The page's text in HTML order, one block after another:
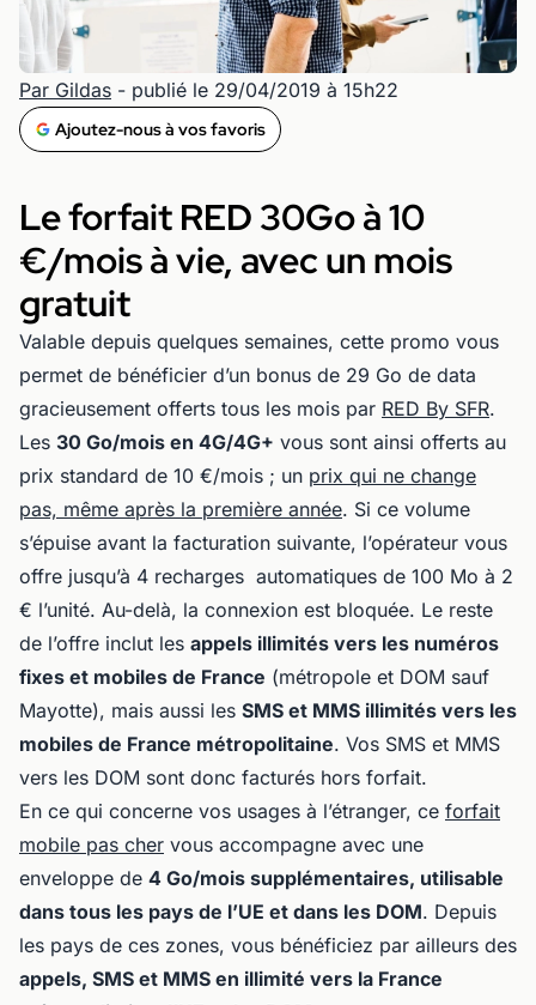
Par Gildas - publié le 29/04/2019 à 15h22
Ajoutez-nous à vos favoris
Le forfait RED 30Go à 10
€/mois à vie, avec un mois
gratuit
Valable depuis quelques semaines, cette promo vous
permet de bénéficier d’un bonus de 29 Go de data
gracieusement offerts tous les mois par RED By SFR.
Les 30 Go/mois en 4G/4G+ vous sont ainsi offerts au
prix standard de 10 €/mois ; un prix qui ne change
pas, même après la première année. Si ce volume
s’épuise avant la facturation suivante, l’opérateur vous
offre jusqu’à 4 recharges automatiques de 100 Mo à 2
€ l’unité. Au-delà, la connexion est bloquée. Le reste
de l’offre inclut les appels illimités vers les numéros
fixes et mobiles de France (métropole et DOM sauf
Mayotte), mais aussi les SMS et MMS illimités vers les
mobiles de France métropolitaine. Vos SMS et MMS
vers les DOM sont donc facturés hors forfait.
En ce qui concerne vos usages à l’étranger, ce forfait
mobile pas cher vous accompagne avec une
enveloppe de 4 Go/mois supplémentaires, utilisable
dans tous les pays de l’UE et dans les DOM. Depuis
les pays de ces zones, vous bénéficiez par ailleurs des
appels, SMS et MMS en illimité vers la France